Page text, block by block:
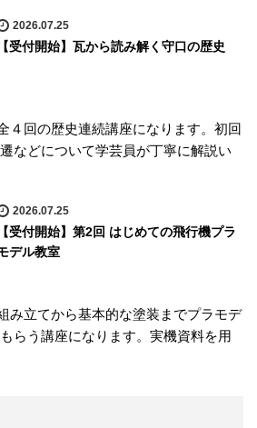
2026.07.25
【受付開始】瓦から読み解く守口の歴史
４回の歴史連続講座になります。初回
などについて学芸員が丁寧に解説い
2026.07.25
【受付開始】第2回 はじめての飛行機プラ
デル教室
み立てから基本的な塗装までプラモデ
らう講座になります。実機資料を用